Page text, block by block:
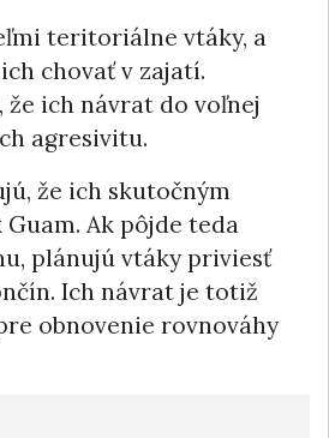
teritoriálne vtáky, a
chovať v zajatí.
ich návrat do voľnej
agresivitu.
že ich skutočným
Ak pôjde teda
plánujú vtáky priviesť
Ich návrat je totiž
obnovenie rovnováhy